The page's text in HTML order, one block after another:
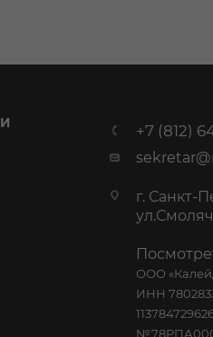
+7 (812)
г. Санкт-
ООО
ИНН